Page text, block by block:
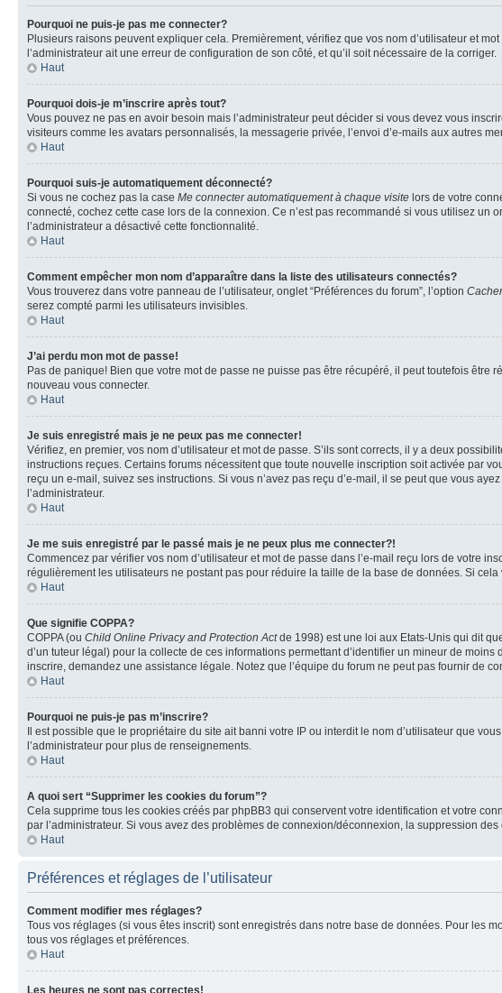
Pourquoi ne puis-je pas me connecter?
Plusieurs raisons peuvent expliquer cela. Premièrement, vérifiez que vos nom d’utilisateur et
l’administrateur ait une erreur de configuration de son côté, et qu’il soit nécessaire de la corriger.
Haut
Pourquoi dois-je m’inscrire après tout?
Vous pouvez ne pas en avoir besoin mais l’administrateur peut décider si vous devez vous
visiteurs comme les avatars personnalisés, la messagerie privée, l’envoi d’e-mails aux autres
Haut
Pourquoi suis-je automatiquement déconnecté?
Si vous ne cochez pas la case Me connecter automatiquement à chaque visite lors de votre
connecté, cochez cette case lors de la connexion. Ce n’est pas recommandé si vous utilisez
l’administrateur a désactivé cette fonctionnalité.
Haut
Comment empêcher mon nom d’apparaître dans la liste des utilisateurs connectés?
Vous trouverez dans votre panneau de l’utilisateur, onglet “Préférences du forum”, l’option
serez compté parmi les utilisateurs invisibles.
Haut
J’ai perdu mon mot de passe!
Pas de panique! Bien que votre mot de passe ne puisse pas être récupéré, il peut toutefois être
nouveau vous connecter.
Haut
Je suis enregistré mais je ne peux pas me connecter!
Vérifiez, en premier, vos nom d’utilisateur et mot de passe. S’ils sont corrects, il y a deux
instructions reçues. Certains forums nécessitent que toute nouvelle inscription soit activée par
reçu un e-mail, suivez ses instructions. Si vous n’avez pas reçu d’e-mail, il se peut que vous
l’administrateur.
Haut
Je me suis enregistré par le passé mais je ne peux plus me connecter?!
Commencez par vérifier vos nom d’utilisateur et mot de passe dans l’e-mail reçu lors de votre
régulièrement les utilisateurs ne postant pas pour réduire la taille de la base de données. Si
Haut
Que signifie COPPA?
COPPA (ou Child Online Privacy and Protection Actde 1998) est une loi aux Etats-Unis qui dit
d’un tuteur légal) pour la collecte de ces informations permettant d’identifier un mineur de
inscrire, demandez une assistance légale. Notez que l’équipe du forum ne peut pas fournir de
Haut
Pourquoi ne puis-je pas m’inscrire?
Il est possible que le propriétaire du site ait banni votre IP ou interdit le nom d’utilisateur que
l’administrateur pour plus de renseignements.
Haut
A quoi sert “Supprimer les cookies du forum”?
Cela supprime tous les cookies créés par phpBB3 qui conservent votre identification et votre
par l’administrateur. Si vous avez des problèmes de connexion/déconnexion, la suppression
Haut
Préférences et réglages de l’utilisateur
Comment modifier mes réglages?
Tous vos réglages (si vous êtes inscrit) sont enregistrés dans notre base de données. Pour les
tous vos réglages et préférences.
Haut
Les heures ne sont pas correctes!